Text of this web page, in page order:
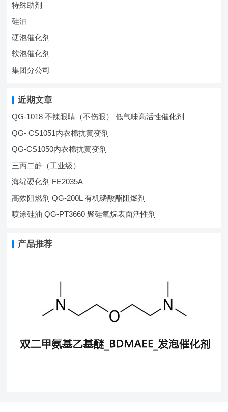
特殊助剂
硅油
硬泡催化剂
软泡催化剂
集团分公司
近期文章
QG-1018 不辣眼睛（不伤眼） 低气味高活性催化剂
QG- CS1051内衣棉抗黄变剂
QG-CS1050内衣棉抗黄变剂
三丙二醇（工业级）
海绵硬化剂 FE2035A
高效阻燃剂 QG-200L 有机磷酸酯阻燃剂
喷涂硅油 QG-PT3660 聚硅氧烷表面活性剂
产品推荐